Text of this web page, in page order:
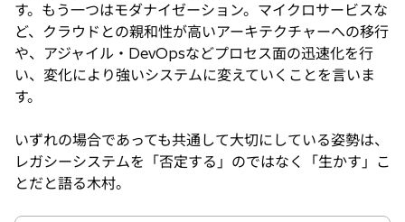
す。もう一つはモダナイゼーション。マイクロサービスな
ど、クラウドとの親和性が高いアーキテクチャーへの移行
や、アジャイル・DevOpsなどプロセス面の迅速化を行
い、変化により強いシステムに変えていくことを言いま
す。
いずれの場合であっても共通して大切にしている姿勢は、
レガシーシステムを「否定する」のではなく「生かす」こ
とだと語る木村。